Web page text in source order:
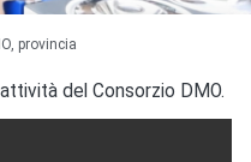
provincia
del Consorzio DMO.